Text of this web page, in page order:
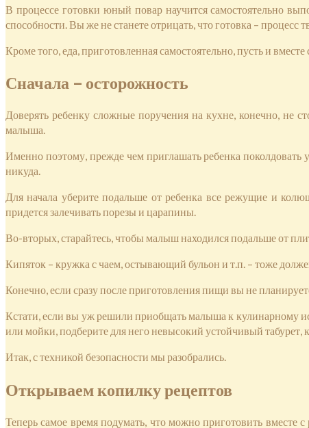
В процессе готовки юный повар научится самостоятельно
способности. Вы же не станете отрицать, что готовка – процесс
Кроме того, еда, приготовленная самостоятельно, пусть и
Сначала – осторожность
Доверять ребенку сложные поручения на кухне, конечно, не
малыша.
Именно поэтому, прежде чем приглашать ребенка
никуда.
Для начала уберите подальше от ребенка все режущие и
придется залечивать порезы и царапины.
Во-вторых, старайтесь, чтобы малыш находился подальше от
Кипяток – кружка с чаем, остывающий бульон и т.п. – тоже
Конечно, если сразу после приготовления пищи вы не
Кстати, если вы уж решили приобщать малыша к кулинарному
или мойки, подберите для него невысокий устойчивый
Итак, с техникой безопасности мы разобрались.
Открываем копилку рецептов
Теперь самое время подумать, что можно приготовить вместе